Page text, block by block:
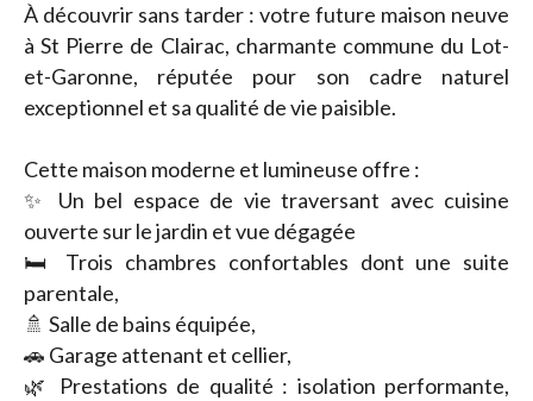
À découvrir sans tarder : votre future maison neuve
à St Pierre de Clairac, charmante commune du Lot-
et-Garonne, réputée pour son cadre naturel
exceptionnel et sa qualité de vie paisible.
Cette maison moderne et lumineuse offre :
✨ Un bel espace de vie traversant avec cuisine
ouverte sur le jardin et vue dégagée
🛏️ Trois chambres confortables dont une suite
parentale,
🚿 Salle de bains équipée,
🚗 Garage attenant et cellier,
🌿 Prestations de qualité : isolation performante,